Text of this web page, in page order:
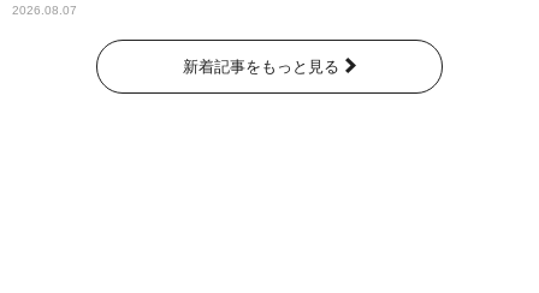
2026.08.07
新着記事をもっと見る